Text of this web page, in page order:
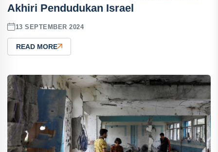
Akhiri Pendudukan Israel
13 SEPTEMBER 2024
READ MORE